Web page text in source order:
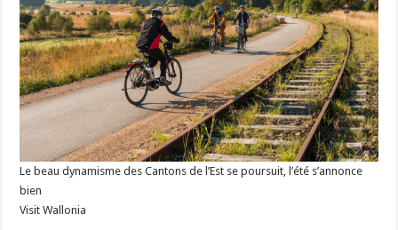
Le beau dynamisme des Cantons de l’Est se poursuit, l’été s’annonce
bien
Visit Wallonia